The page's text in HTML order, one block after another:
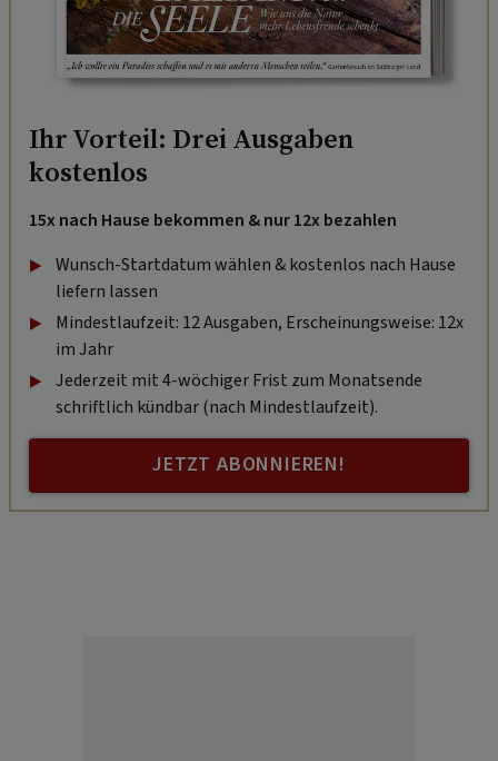
Ihr Vorteil: Drei Ausgaben
kostenlos
15x nach Hause bekommen & nur 12x bezahlen
Wunsch-Startdatum wählen & kostenlos nach Hause
liefern lassen
Mindestlaufzeit: 12 Ausgaben, Erscheinungsweise: 12x
im Jahr
Jederzeit mit 4-wöchiger Frist zum Monatsende
schriftlich kündbar (nach Mindestlaufzeit).
JETZT ABONNIEREN!